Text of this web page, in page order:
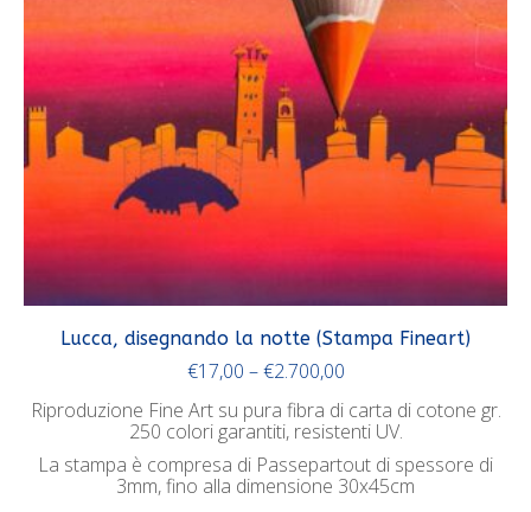
Lucca, disegnando la notte (Stampa Fineart)
€17,00 –€2.700,00
Riproduzione Fine Art su pura fibra di carta di cotone gr.
250 colori garantiti, resistenti UV.
La stampa è compresa di Passepartout di spessore di
3mm, fino alla dimensione 30x45cm